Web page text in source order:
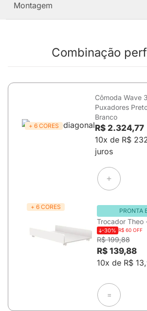
Montagem
Combinação
+ 6 CORES
Cômoda Wave
Puxadores
Branco
R$ 2.324,77
10x de R$
juros
+ 6 CORES
PRONTA
Trocador Theo
-30% R$ 60 OFF
R$ 199,88
R$ 139,88
10x de R$
=